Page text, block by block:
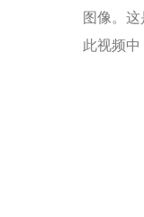
图像。
此视频中